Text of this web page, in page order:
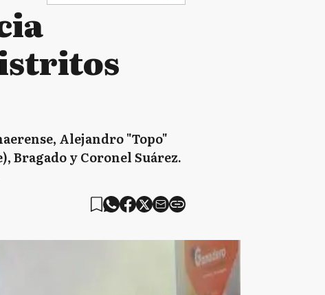
Alejandro "Topo"
Bragado y Coronel Suárez.